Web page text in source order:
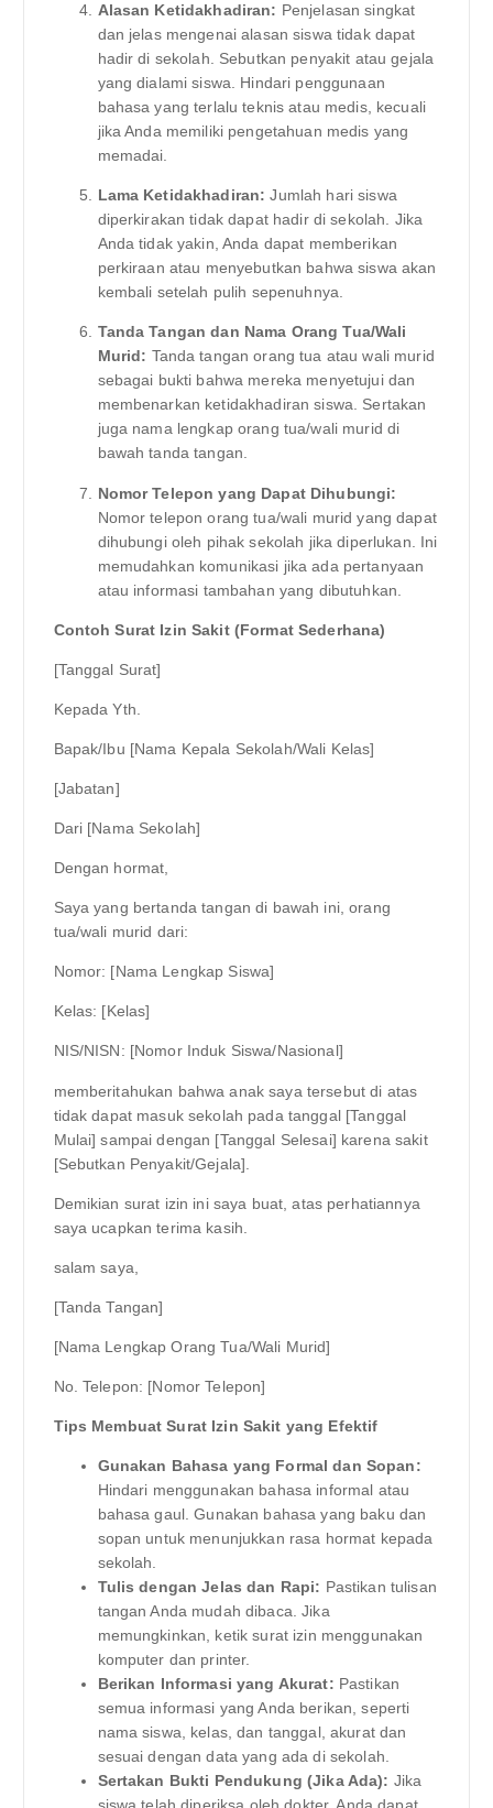
Alasan Ketidakhadiran: Penjelasan singkat
dan jelas mengenai alasan siswa tidak dapat
hadir di sekolah. Sebutkan penyakit atau gejala
yang dialami siswa. Hindari penggunaan
bahasa yang terlalu teknis atau medis, kecuali
jika Anda memiliki pengetahuan medis yang
memadai.
Lama Ketidakhadiran: Jumlah hari siswa
diperkirakan tidak dapat hadir di sekolah. Jika
Anda tidak yakin, Anda dapat memberikan
perkiraan atau menyebutkan bahwa siswa akan
kembali setelah pulih sepenuhnya.
Tanda Tangan dan Nama Orang Tua/Wali
Murid: Tanda tangan orang tua atau wali murid
sebagai bukti bahwa mereka menyetujui dan
membenarkan ketidakhadiran siswa. Sertakan
juga nama lengkap orang tua/wali murid di
bawah tanda tangan.
Nomor Telepon yang Dapat Dihubungi:
Nomor telepon orang tua/wali murid yang dapat
dihubungi oleh pihak sekolah jika diperlukan. Ini
memudahkan komunikasi jika ada pertanyaan
atau informasi tambahan yang dibutuhkan.
Contoh Surat Izin Sakit (Format Sederhana)
[Tanggal Surat]
Kepada Yth.
Bapak/Ibu [Nama Kepala Sekolah/Wali Kelas]
[Jabatan]
Dari [Nama Sekolah]
Dengan hormat,
Saya yang bertanda tangan di bawah ini, orang
tua/wali murid dari:
Nomor: [Nama Lengkap Siswa]
Kelas: [Kelas]
NIS/NISN: [Nomor Induk Siswa/Nasional]
memberitahukan bahwa anak saya tersebut di atas
tidak dapat masuk sekolah pada tanggal [Tanggal
Mulai] sampai dengan [Tanggal Selesai] karena sakit
[Sebutkan Penyakit/Gejala].
Demikian surat izin ini saya buat, atas perhatiannya
saya ucapkan terima kasih.
salam saya,
[Tanda Tangan]
[Nama Lengkap Orang Tua/Wali Murid]
No. Telepon: [Nomor Telepon]
Tips Membuat Surat Izin Sakit yang Efektif
Gunakan Bahasa yang Formal dan Sopan:
Hindari menggunakan bahasa informal atau
bahasa gaul. Gunakan bahasa yang baku dan
sopan untuk menunjukkan rasa hormat kepada
sekolah.
Tulis dengan Jelas dan Rapi: Pastikan tulisan
tangan Anda mudah dibaca. Jika
memungkinkan, ketik surat izin menggunakan
komputer dan printer.
Berikan Informasi yang Akurat: Pastikan
semua informasi yang Anda berikan, seperti
nama siswa, kelas, dan tanggal, akurat dan
sesuai dengan data yang ada di sekolah.
Sertakan Bukti Pendukung (Jika Ada): Jika